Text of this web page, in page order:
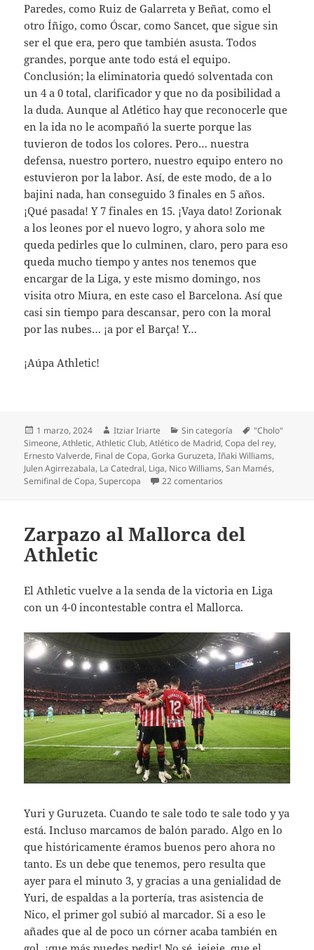
Paredes, como Ruiz de Galarreta y Beñat, como el
otro Íñigo, como Óscar, como Sancet, que sigue sin
ser el que era, pero que también asusta. Todos
grandes, porque ante todo está el equipo.
Conclusión; la eliminatoria quedó solventada con
un 4 a 0 total, clarificador y que no da posibilidad a
la duda. Aunque al Atlético hay que reconocerle que
en la ida no le acompañó la suerte porque las
tuvieron de todos los colores. Pero… nuestra
defensa, nuestro portero, nuestro equipo entero no
estuvieron por la labor. Así, de este modo, de a lo
bajini nada, han conseguido 3 finales en 5 años.
¡Qué pasada! Y 7 finales en 15. ¡Vaya dato! Zorionak
a los leones por el nuevo logro, y ahora solo me
queda pedirles que lo culminen, claro, pero para eso
queda mucho tiempo y antes nos tenemos que
encargar de la Liga, y este mismo domingo, nos
visita otro Miura, en este caso el Barcelona. Así que
casi sin tiempo para descansar, pero con la moral
por las nubes… ¡a por el Barça! Y…
¡Aúpa Athletic!
Publicado
el
1 marzo, 2024 Autor
Itziar Iriarte Categorías
Sin categoría Etiquetas
"Cholo"
Simeone,Athletic,Athletic Club,Atlético de Madrid,Copa del rey,
Ernesto Valverde, Final de Copa,Gorka Guruzeta,Iñaki Williams,
Julen Agirrezabala, La Catedral, Liga, Nico Williams,San Mamés,
Semifinal de Copa,Supercopa 22 comentarios
Zarpazo al Mallorca del
Athletic
El Athletic vuelve a la senda de la victoria en Liga
con un 4-0 incontestable contra el Mallorca.
Yuri y Guruzeta. Cuando te sale todo te sale todo y ya
está. Incluso marcamos de balón parado. Algo en lo
que históricamente éramos buenos pero ahora no
tanto. Es un debe que tenemos, pero resulta que
ayer para el minuto 3, y gracias a una genialidad de
Yuri, de espaldas a la portería, tras asistencia de
Nico, el primer gol subió al marcador. Si a eso le
añades que al de poco un córner acaba también en